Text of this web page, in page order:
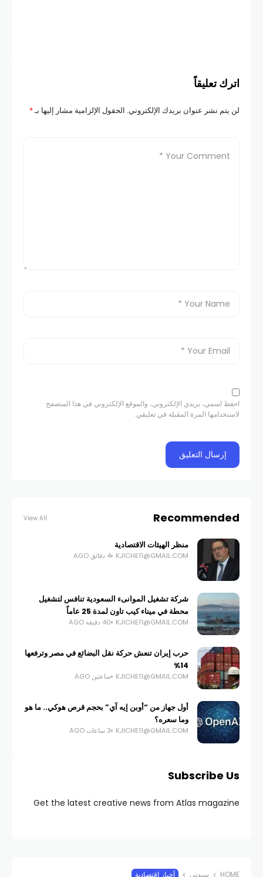
اترك تعليقاً
لن يتم نشر عنوان بريدك الإلكتروني. الحقول الإلزامية مشار إليها بـ*
احفظ اسمي، بريدي الإلكتروني، والموقع الإلكتروني في هذا المتصفح
لاستخدامها المرة المقبلة في تعليقي.
Recommended
View All
منظر الهيئات الاقتصادية
KJICHE11@GMAIL.COM 4 دقائق AGO
شركة تشغيل الموانىء السعودية تنافس لتشغيل
محطة في ميناء كيب تاون لمدة 25 عاماً
KJICHE11@GMAIL.COM 40 دقيقة AGO
حرب إيران تنعش حركة نقل البضائع في مصر وترفعها
14%
KJICHE11@GMAIL.COM ساعتين AGO
أول جهاز من “أوبن إيه آي” بحجم قرص هوكي.. ما هو
وما سعره؟
KJICHE11@GMAIL.COM 3 ساعات AGO
Subscribe Us
Get the latest creative news from Atlas magazine
HOME سيدتي أخبار اقتصادية